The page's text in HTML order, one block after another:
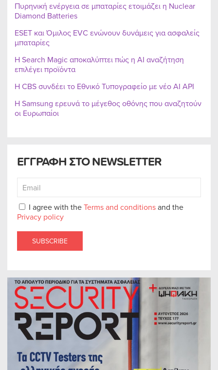
ΕΓΓΡΑΦΗ ΣΤΟ NEWSLETTER
I agree with theTerms and conditionsand the
Privacy policy
SUBSCRIBE
Πυρηνική ενέργεια σε μπαταρίες ετοιμάζει η Nuclear
Diamond Batteries
ESET και Όμιλος EVC ενώνουν δυνάμεις για ασφαλείς
μπαταρίες
Η Search Magic αποκαλύπτει πώς η AI αναζήτηση
επιλέγει προϊόντα
Η CBS συνδέει το Εθνικό Τυπογραφείο με νέο AI API
Η Samsung ερευνά το μέγεθος οθόνης που αναζητούν
οι Ευρωπαίοι